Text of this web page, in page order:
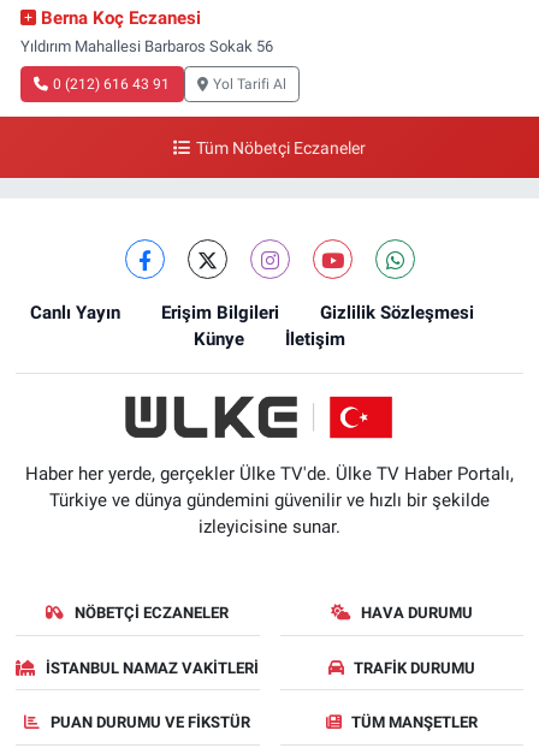
Berna Koç Eczanesi
Yıldırım Mahallesi Barbaros Sokak 56
0 (212) 616 43 91 Yol Tarifi Al
Tüm Nöbetçi Eczaneler
Canlı Yayın Erişim Bilgileri
Gizlilik Sözleşmesi
Künye
İletişim
Haber her yerde, gerçekler Ülke TV'de. Ülke TV Haber Portalı,
Türkiye ve dünya gündemini güvenilir ve hızlı bir şekilde
izleyicisine sunar.
NÖBETÇI ECZANELER HAVA DURUMU
İSTANBUL NAMAZ VAKITLERI TRAFIK DURUMU
PUAN DURUMU VE FIKSTÜR TÜM MANŞETLER